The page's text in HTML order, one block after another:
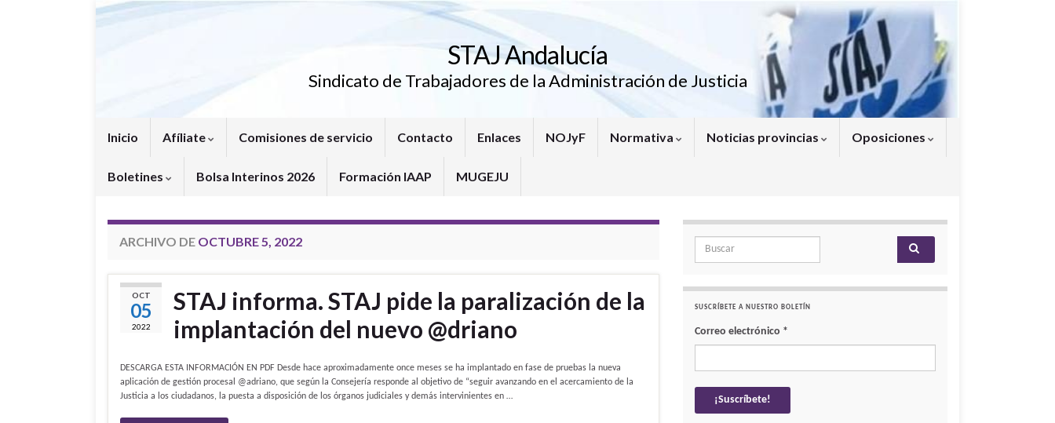
STAJ Andalucía
Sindicato de Trabajadores de la Administración de Justicia
Inicio Afíliate Comisiones de servicio Contacto Enlaces NOJyF Normativa Noticias provincias Oposiciones
Boletines Bolsa Interinos 2026 Formación IAAP MUGEJU
ARCHIVO DE OCTUBRE 5, 2022
OCT
05
2022
STAJ informa. STAJ pide la paralización de la
implantación del nuevo @driano
DESCARGA ESTA INFORMACIÓN EN PDF Desde hace aproximadamente once meses se ha implantado en fase de pruebas la nueva
aplicación de gestión procesal @adriano, que según la Consejería responde al objetivo de “seguir avanzando en el acercamiento de la
Justicia a los ciudadanos, la puesta a disposición de los órganos judiciales y demás intervinientes en …
Search for:
SUSCRÍBETE A NUESTRO BOLETÍN
Correo electrónico *